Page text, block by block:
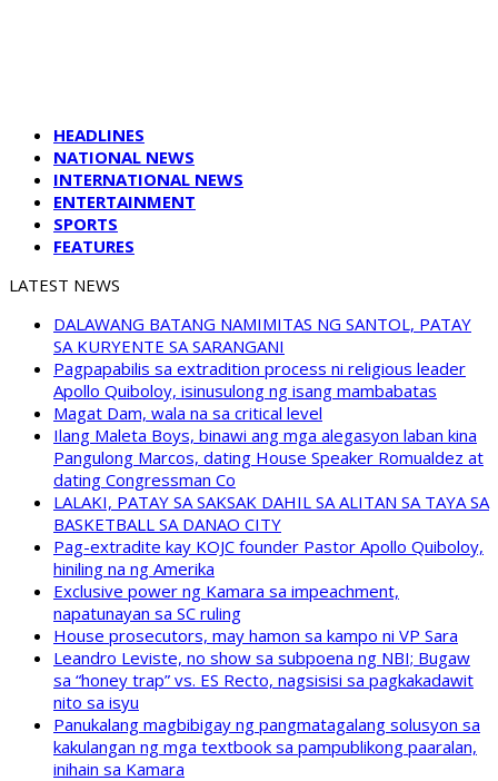
HEADLINES
NATIONAL NEWS
INTERNATIONAL NEWS
ENTERTAINMENT
SPORTS
FEATURES
LATEST NEWS
DALAWANG BATANG NAMIMITAS NG SANTOL, PATAY
SA KURYENTE SA SARANGANI
Pagpapabilis sa extradition process ni religious leader
Apollo Quiboloy, isinusulong ng isang mambabatas
Magat Dam, wala na sa critical level
Ilang Maleta Boys, binawi ang mga alegasyon laban kina
Pangulong Marcos, dating House Speaker Romualdez at
dating Congressman Co
LALAKI, PATAY SA SAKSAK DAHIL SA ALITAN SA TAYA SA
BASKETBALL SA DANAO CITY
Pag-extradite kay KOJC founder Pastor Apollo Quiboloy,
hiniling na ng Amerika
Exclusive power ng Kamara sa impeachment,
napatunayan sa SC ruling
House prosecutors, may hamon sa kampo ni VP Sara
Leandro Leviste, no show sa subpoena ng NBI; Bugaw
sa “honey trap” vs. ES Recto, nagsisisi sa pagkakadawit
nito sa isyu
Panukalang magbibigay ng pangmatagalang solusyon sa
kakulangan ng mga textbook sa pampublikong paaralan,
inihain sa Kamara